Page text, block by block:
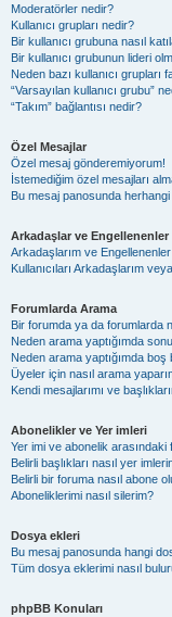
Moderatörler nedir?
Kullanıcı grupları nedir?
Bir kullanıcı grubuna nasıl
Bir kullanıcı grubunun lideri
Neden bazı kullanıcı grupları
“Varsayılan kullanıcı grubu”
“Takım” bağlantısı nedir?
Özel Mesajlar
Özel mesaj gönderemiyorum!
İstemediğim özel mesajları
Bu mesaj panosunda
Arkadaşlar ve Engellenenler
Arkadaşlarım ve
Kullanıcıları Arkadaşlarım
Forumlarda Arama
Bir forumda ya da forumlarda
Neden arama yaptığımda
Neden arama yaptığımda boş
Üyeler için nasıl arama
Kendi mesajlarımı ve
Abonelikler ve Yer imleri
Yer imi ve abonelik arasındaki
Belirli başlıkları nasıl yer
Belirli bir foruma nasıl abone
Aboneliklerimi nasıl silerim?
Dosya ekleri
Bu mesaj panosunda hangi
Tüm dosya eklerimi nasıl
phpBB Konuları